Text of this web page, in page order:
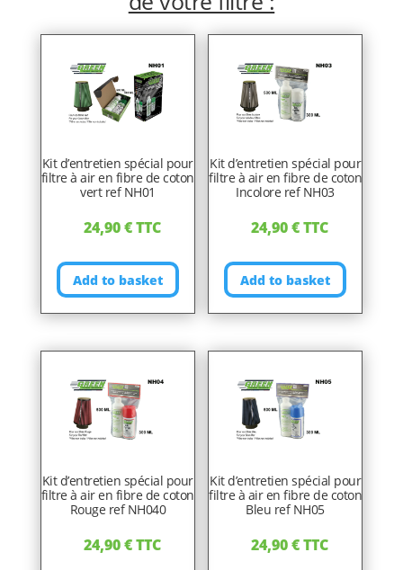
Kit d’entretien spécial pour
filtre à air en fibre de coton
vert ref NH01
24,90€TTC
Add to basket
Kit d’entretien spécial pour
filtre à air en fibre de coton
Incolore ref NH03
24,90€TTC
Add to basket
Kit d’entretien spécial pour
filtre à air en fibre de coton
Rouge ref NH040
24,90€TTC
Kit d’entretien spécial pour
filtre à air en fibre de coton
Bleu ref NH05
24,90€TTC